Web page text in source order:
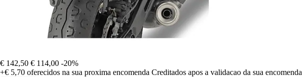
€ 142,50 € 114,00 -20%
+€ 5,70 oferecidos na sua proxima encomenda Creditados apos a validacao da sua encomenda